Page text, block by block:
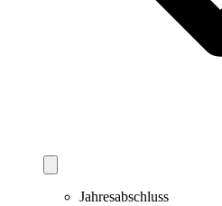
Jahresabschluss